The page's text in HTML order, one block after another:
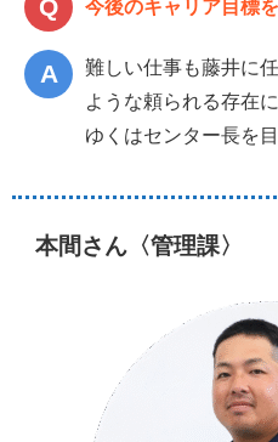
今後のキャリア目標
難しい仕事も藤井に
ような頼られる存在
ゆくはセンター長を
本間さん〈管理課〉